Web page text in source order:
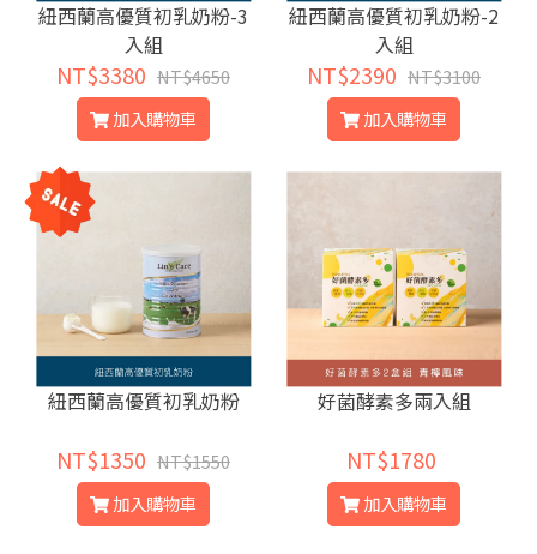
紐西蘭高優質初乳奶粉-3
入組
NT$3380 NT$4650
加入購物車
紐西蘭高優質初乳奶粉-2
入組
NT$2390 NT$3100
加入購物車
紐西蘭高優質初乳奶粉
NT$1350 NT$1550
加入購物車
好菌酵素多兩入組
NT$1780
加入購物車